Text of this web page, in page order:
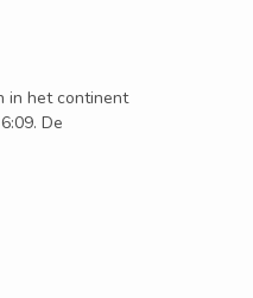
in het continent
De